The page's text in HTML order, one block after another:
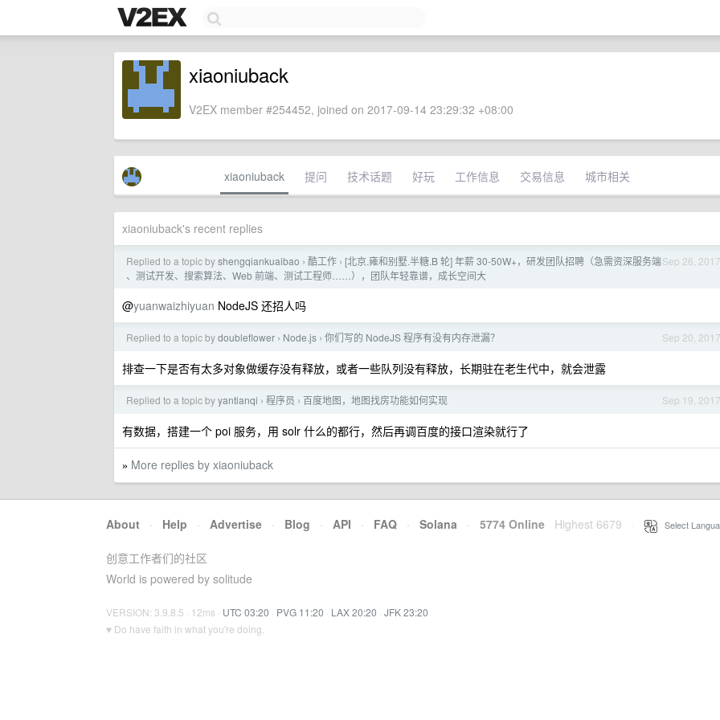
xiaoniuback
V2EX member #254452, joined on 2017-09-14 23:29:32 +08:00
xiaoniuback 提问 技术话题 好玩 工作信息 交易信息 城市相关
xiaoniuback's recent replies
Sep 26, 2017
Replied to a topic byshengqiankuaibao › 酷工作 › [北京.雍和别墅.半糖.B 轮] 年薪 30-50W+，研发团队招聘（急需资深服务端
、测试开发、搜索算法、Web 前端、测试工程师……），团队年轻靠谱，成长空间大
@yuanwaizhiyuan NodeJS 还招人吗
Sep 20, 2017
Replied to a topic bydoubleflower › Node.js › 你们写的 NodeJS 程序有没有内存泄漏？
排查一下是否有太多对象做缓存没有释放，或者一些队列没有释放，长期驻在老生代中，就会泄露
Sep 19, 2017
Replied to a topic byyantianqi › 程序员 › 百度地图，地图找房功能如何实现
有数据，搭建一个 poi 服务，用 solr 什么的都行，然后再调百度的接口渲染就行了
» More replies by xiaoniuback
About · Help · Advertise · Blog · API · FAQ · Solana · 5774 Online Highest 6679 Select
创意工作者们的社区
World is powered by solitude
VERSION: 3.9.8.5 · 12ms · UTC 03:20 · PVG 11:20 · LAX 20:20 · JFK 23:20
♥ Do have faith in what you're doing.